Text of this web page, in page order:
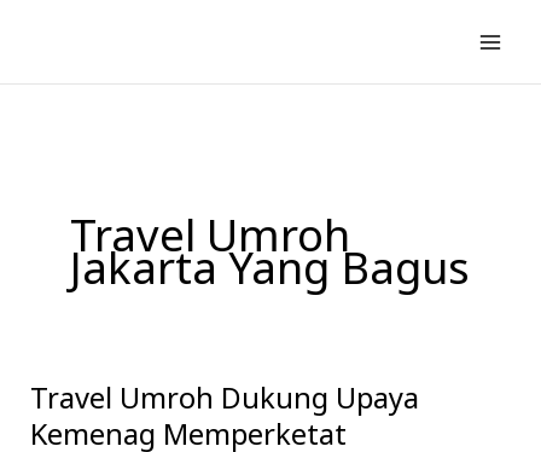
konten
Travel Umroh
Jakarta Yang Bagus
Travel Umroh Dukung Upaya
Kemenag Memperketat
Travel
Umroh